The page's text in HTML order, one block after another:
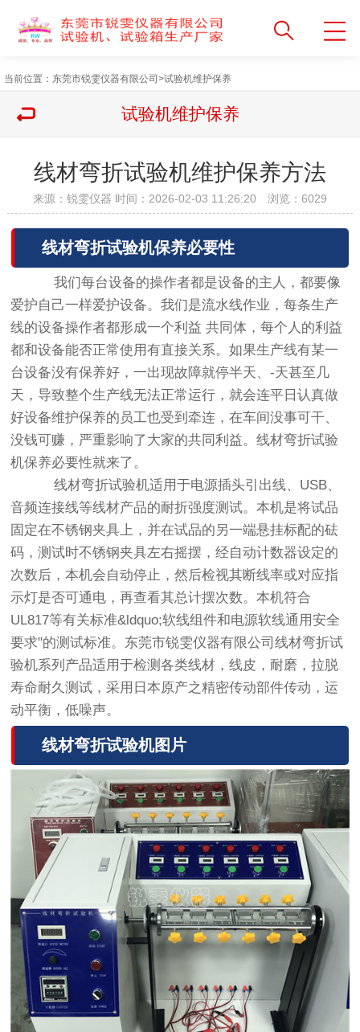
当前位置： 东莞市锐雯仪器有限公司 >试验机维护保养
试验机维护保养
线材弯折试验机维护保养方法
来源：锐雯仪器 时间：2026-02-03 11:26:20 浏览： 6029
线材弯折试验机保养必要性
我们每台设备的操作者都是设备的主人，都要像
爱护自己一样爱护设备。我们是流水线作业，每条生产
线的设备操作者都形成一个利益 共同体，每个人的利益
都和设备能否正常使用有直接关系。如果生产线有某一
台设备没有保养好，一出现故障就停半天、-天甚至几
天，导致整个生产线无法正常运行，就会连平日认真做
好设备维护保养的员工也受到牵连，在车间没事可干、
没钱可赚，严重影响了大家的共同利益。线材弯折试验
机保养必要性就来了。
线材弯折试验机适用于电源插头引出线、USB、
音频连接线等线材产品的耐折强度测试。本机是将试品
固定在不锈钢夹具上，并在试品的另一端悬挂标配的砝
码，测试时不锈钢夹具左右摇摆，经自动计数器设定的
次数后，本机会自动停止，然后检视其断线率或对应指
示灯是否可通电，再查看其总计摆次数。本机符合
UL817等有关标准&ldquo;软线组件和电源软线通用安全
要求"的测试标准。东莞市锐雯仪器有限公司线材弯折试
验机系列产品适用于检测各类线材，线皮，耐磨，拉脱
寿命耐久测试，采用日本原产之精密传动部件传动，运
动平衡，低噪声。
线材弯折试验机图片